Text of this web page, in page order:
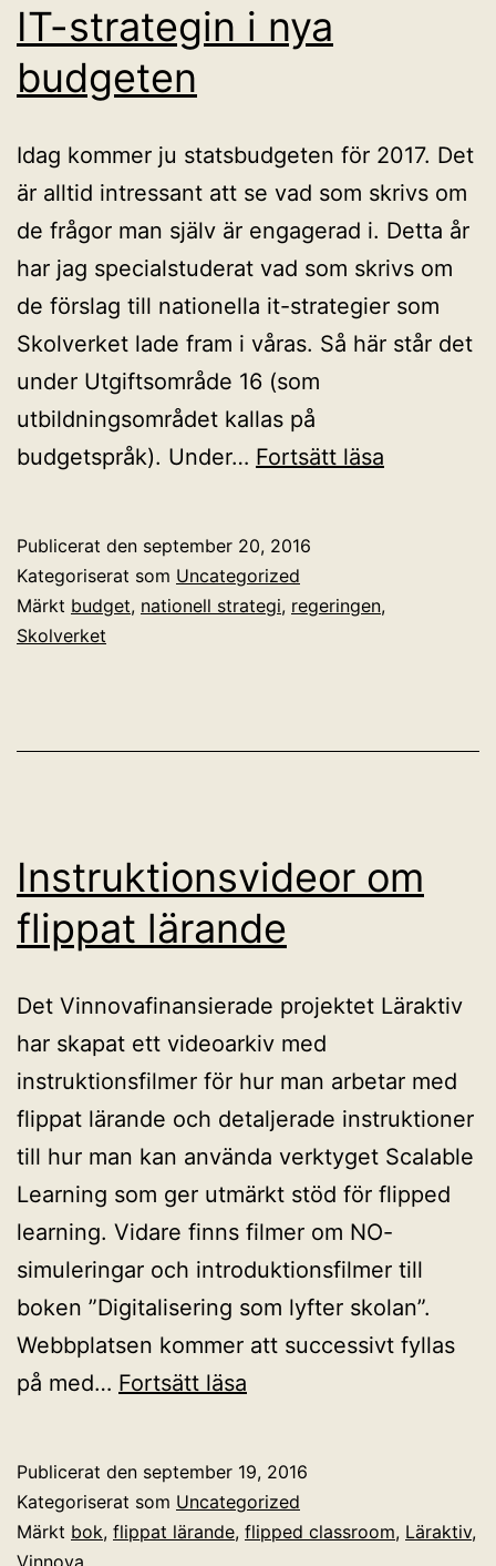
IT-strategin i nya
budgeten
Idag kommer ju statsbudgeten för 2017. Det
är alltid intressant att se vad som skrivs om
de frågor man själv är engagerad i. Detta år
har jag specialstuderat vad som skrivs om
de förslag till nationella it-strategier som
Skolverket lade fram i våras. Så här står det
under Utgiftsområde 16 (som
utbildningsområdet kallas på
budgetspråk). Under… Fortsätt läsa
budgeten
Publicerat den september 20, 2016
Kategoriserat som Uncategorized
Märkt budget, nationell strategi, regeringen,
Skolverket
Instruktionsvideor om
flippat lärande
Det Vinnovafinansierade projektet Läraktiv
har skapat ett videoarkiv med
instruktionsfilmer för hur man arbetar med
flippat lärande och detaljerade instruktioner
till hur man kan använda verktyget Scalable
Learning som ger utmärkt stöd för flipped
learning. Vidare finns filmer om NO-
simuleringar och introduktionsfilmer till
boken ”Digitalisering som lyfter skolan”.
Webbplatsen kommer att successivt fyllas
på med… Fortsätt läsa
lärande
Publicerat den september 19, 2016
Kategoriserat som Uncategorized
Märkt bok, flippat lärande, flipped classroom, Läraktiv,
Vinnova